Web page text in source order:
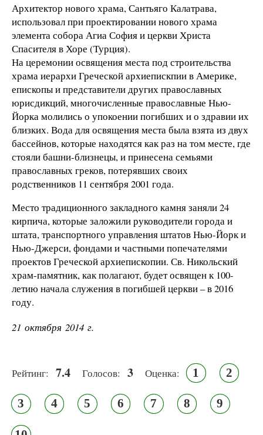
Архитектор нового храма, Сантьяго Калатрава,
использовал при проектировании нового храма
элемента собора Агиа София и церкви Христа
Спасителя в Хоре (Турция).
На церемонии освящения места под строительства
храма иерархи Греческой архиепискпии в Америке,
епископы и представители других православных
юрисдикций, многочисленные православные Нью-
Йорка молились о упокоении погибших и о здравии их
близких. Вода для освящения места была взята из двух
бассейнов, которые находятся как раз на том месте, где
стояли башни-близнецы, и принесена семьями
православных греков, потерявших своих
родственников 11 сентября 2001 года.
Место традиционного закладного камня заняли 24
кирпича, которые заложили руководители города и
штата, транспортного управления штатов Нью-Йорк и
Нью-Джерси, фондами и частными попечателями
проектов Греческой архиепископии. Св. Никольский
храм-памятник, как полагают, будет освящен к 100-
летию начала служения в погибшей церкви – в 2016
году.
21 октября 2014 г.
Рейтинг: 7.4 Голосов: 3 Оценка: 1 2
3 4 5 6 7 8 9